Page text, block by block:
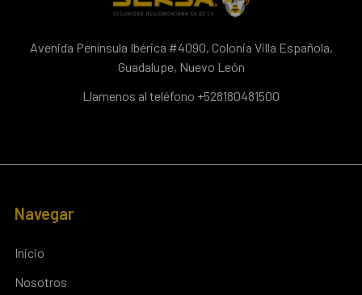
Avenida Península Ibérica #4090, Colonia Villa Española,
Guadalupe, Nuevo León
Llamenos al teléfono +528180481500
Navegar
Inicio
Nosotros